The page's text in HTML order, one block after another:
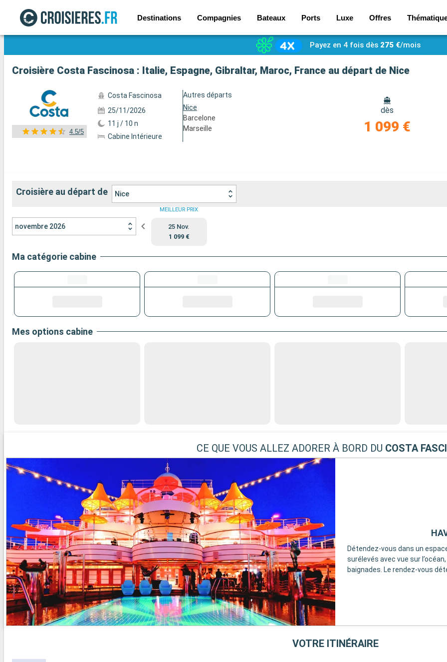
Destinations Compagnies Bateaux Ports Luxe Offres
Voir les 59 autres photos
Payez en 4 fois dès 275 €/mois
Croisière Costa Fascinosa : Italie, Espagne, Gibraltar, Maroc, France au départ de Nice
4.5/5
Costa Fascinosa
25/11/2026
11 j / 10 n
Cabine Intérieure
Autres départs
Nice
Barcelone
Marseille
dès
1 099 €
Croisière au départ de Nice
novembre 2026
MEILLEUR PRIX
25 Nov.
1 099 €
Ma catégorie cabine
Mes options cabine
CE QUE VOUS ALLEZ ADORER À BORD DU COSTA
Détendez-vous dans un
surélevés avec vue sur
baignades. Le rendez-vous
VOTRE ITINÉRAIRE